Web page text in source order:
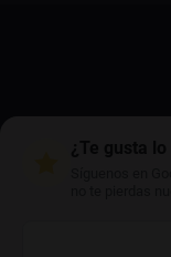
¿Te gusta
no te pierdas